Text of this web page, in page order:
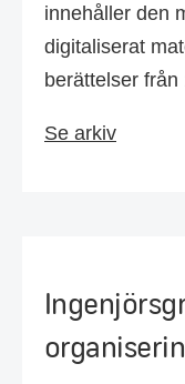
innehåller den
digitaliserat
berättelser från
Se arkiv